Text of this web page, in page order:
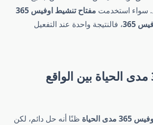
سواء استخدمت مفتاح تنشيط اوفيس 365
365
، فالنتيجة واحدة عند التفعيل
اوفيس 365 مدى الحياة بين الواقع
365 مدى الحياة
ظنًا أنه حل دائم، لكن